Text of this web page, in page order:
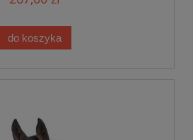
do koszyka